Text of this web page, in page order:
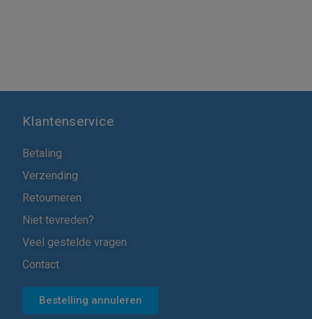
Klantenservice
Betaling
Verzending
Retourneren
Niet tevreden?
Veel gestelde vragen
Contact
Bestelling annuleren